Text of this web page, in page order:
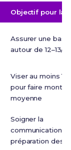
Objectif pour la
Assurer une
autour de 12–13/
Viser au moins
pour faire monter
moyenne
Soigner la
communication
préparation des